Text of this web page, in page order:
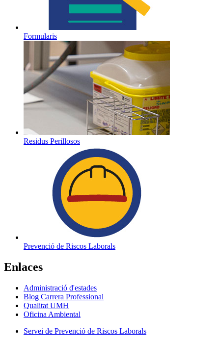
Formularis
Residus Perillosos
Prevenció de Riscos Laborals
Enlaces
Administració d'estades
Blog Carrera Professional
Qualitat UMH
Oficina Ambiental
Servei de Prevenció de Riscos Laborals